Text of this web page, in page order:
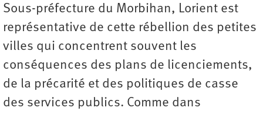
Sous-préfecture du Morbihan, Lorient est
représentative de cette rébellion des petites
villes qui concentrent souvent les
conséquences des plans de licenciements,
de la précarité et des politiques de casse
des services publics. Comme dans